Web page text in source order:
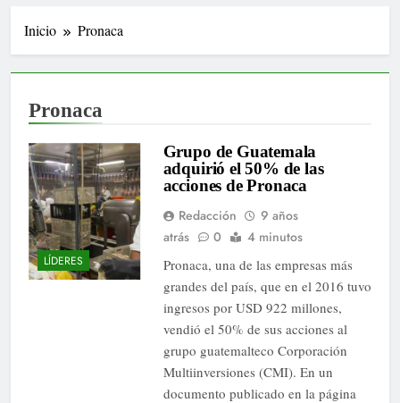
Inicio Pronaca
Pronaca
LÍDERES
Grupo de Guatemala
adquirió el 50% de las
acciones de Pronaca
Redacción
9 años
atrás
0
4 minutos
Pronaca, una de las empresas más
grandes del país, que en el 2016 tuvo
ingresos por USD 922 millones,
vendió el 50% de sus acciones al
grupo guatemalteco Corporación
Multiinversiones (CMI). En un
documento publicado en la página